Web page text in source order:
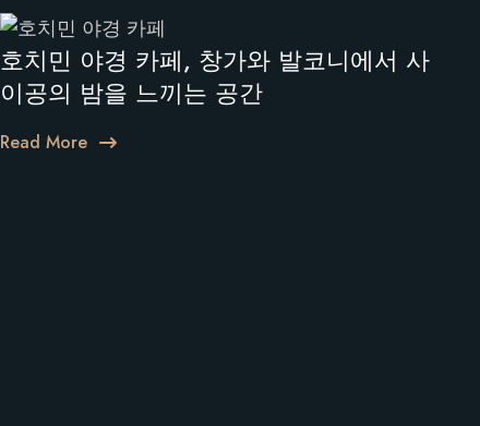
호치민 야경 카페, 창가와 발코니에서 사
이공의 밤을 느끼는 공간
Read More